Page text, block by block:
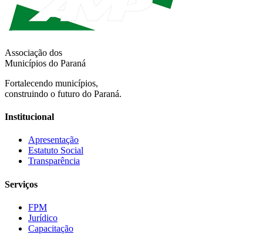
Associação dos
Municípios do Paraná
Fortalecendo municípios,
construindo o futuro do Paraná.
Institucional
Apresentação
Estatuto Social
Transparência
Serviços
FPM
Jurídico
Capacitação